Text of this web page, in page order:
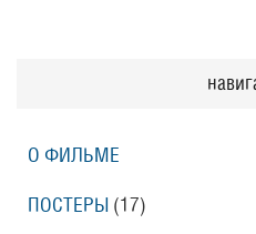
О ФИЛЬМЕ
ПОСТЕРЫ (17)